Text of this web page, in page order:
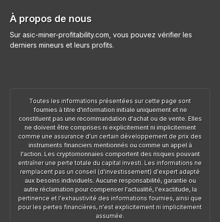
À propos de nous
Sur asic-miner-profitability.com, vous pouvez vérifier les
derniers mineurs et leurs profits.
Toutes les informations présentées sur cette page sont
fournies à titre d'information initiale uniquement et ne
constituent pas une recommandation d'achat ou de vente. Elles
ne doivent être comprises ni explicitement ni implicitement
comme une assurance d'un certain développement de prix des
instruments financiers mentionnés ou comme un appel à
l'action. Les cryptomonnaies comportent des risques pouvant
entraîner une perte totale du capital investi. Les informations ne
remplacent pas un conseil (d'investissement) d'expert adapté
aux besoins individuels. Aucune responsabilité, garantie ou
autre réclamation pour compenser l'actualité, l'exactitude, la
pertinence et l'exhaustivité des informations fournies, ainsi que
pour les pertes financières, n'est explicitement ni implicitement
assumée.